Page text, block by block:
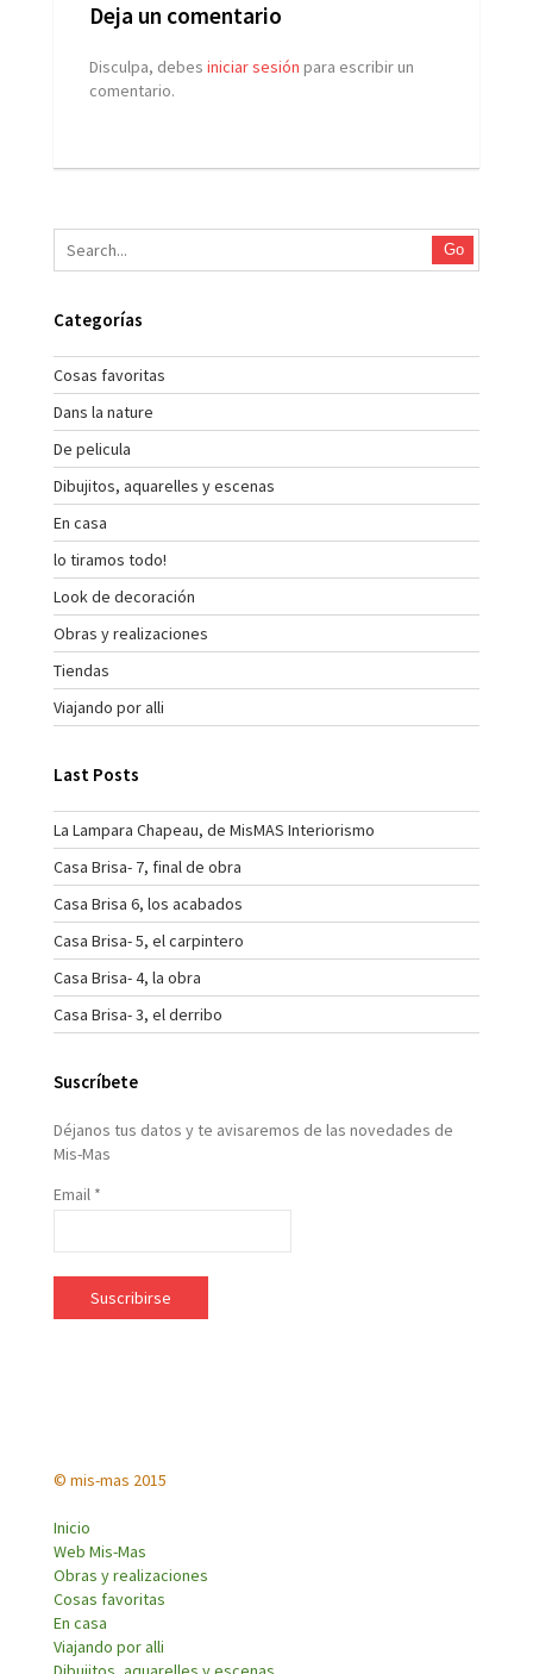
Deja un comentario
Disculpa, debes iniciar sesión para escribir un
comentario.
Go
Categorías
Cosas favoritas
Dans la nature
De pelicula
Dibujitos, aquarelles y escenas
En casa
lo tiramos todo!
Look de decoración
Obras y realizaciones
Tiendas
Viajando por alli
Last Posts
La Lampara Chapeau, de MisMAS Interiorismo
Casa Brisa- 7, final de obra
Casa Brisa 6, los acabados
Casa Brisa- 5, el carpintero
Casa Brisa- 4, la obra
Casa Brisa- 3, el derribo
Suscríbete
Déjanos tus datos y te avisaremos de las novedades de
Mis-Mas
Email *
© mis-mas 2015
Inicio
Web Mis-Mas
Obras y realizaciones
Cosas favoritas
En casa
Viajando por alli